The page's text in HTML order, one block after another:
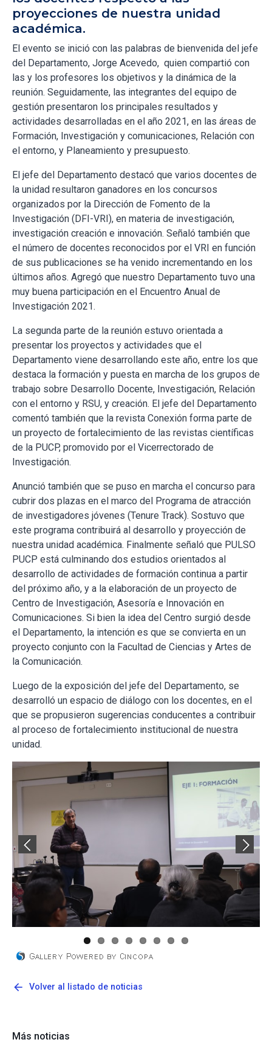
proyecciones de nuestra unidad
académica.
El evento se inició con las palabras de bienvenida del jefe
del Departamento, Jorge Acevedo, quien compartió con
las y los profesores los objetivos y la dinámica de la
reunión. Seguidamente, las integrantes del equipo de
gestión presentaron los principales resultados y
actividades desarrolladas en el año 2021, en las áreas de
Formación, Investigación y comunicaciones, Relación con
el entorno, y Planeamiento y presupuesto.
El jefe del Departamento destacó que varios docentes de
la unidad resultaron ganadores en los concursos
organizados por la Dirección de Fomento de la
Investigación (DFI-VRI), en materia de investigación,
investigación creación e innovación. Señaló también que
el número de docentes reconocidos por el VRI en función
de sus publicaciones se ha venido incrementando en los
últimos años. Agregó que nuestro Departamento tuvo una
muy buena participación en el Encuentro Anual de
Investigación 2021.
La segunda parte de la reunión estuvo orientada a
presentar los proyectos y actividades que el
Departamento viene desarrollando este año, entre los que
destaca la formación y puesta en marcha de los grupos de
trabajo sobre Desarrollo Docente, Investigación, Relación
con el entorno y RSU, y creación. El jefe del Departamento
comentó también que la revista Conexión forma parte de
un proyecto de fortalecimiento de las revistas científicas
de la PUCP, promovido por el Vicerrectorado de
Investigación.
Anunció también que se puso en marcha el concurso para
cubrir dos plazas en el marco del Programa de atracción
de investigadores jóvenes (Tenure Track). Sostuvo que
este programa contribuirá al desarrollo y proyección de
nuestra unidad académica. Finalmente señaló que PULSO
PUCP está culminando dos estudios orientados al
desarrollo de actividades de formación continua a partir
del próximo año, y a la elaboración de un proyecto de
Centro de Investigación, Asesoría e Innovación en
Comunicaciones. Si bien la idea del Centro surgió desde
el Departamento, la intención es que se convierta en un
proyecto conjunto con la Facultad de Ciencias y Artes de
la Comunicación.
Luego de la exposición del jefe del Departamento, se
desarrolló un espacio de diálogo con los docentes, en el
que se propusieron sugerencias conducentes a contribuir
al proceso de fortalecimiento institucional de nuestra
unidad.
arrow_back Volver al listado de noticias
Más noticias